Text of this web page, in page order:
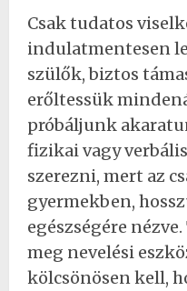
Csak tudatos
indulatmentesen
szülők, biztos
erőltessük
próbáljunk
fizikai vagy
szerezni, mert az
gyermekben,
egészségére
meg nevelési
kölcsönösen kell,